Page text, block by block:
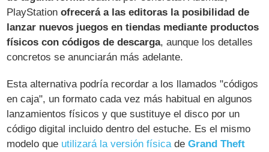
PlayStationofrecerá a las editoras la posibilidad de
lanzar nuevos juegos en tiendas mediante productos
físicos con códigos de descarga, aunque los detalles
concretos se anunciarán más adelante.
Esta alternativa podría recordar a los llamados "códigos
en caja", un formato cada vez más habitual en algunos
lanzamientos físicos y que sustituye el disco por un
código digital incluido dentro del estuche. Es el mismo
modelo que utilizará la versión físicadeGrand Theft